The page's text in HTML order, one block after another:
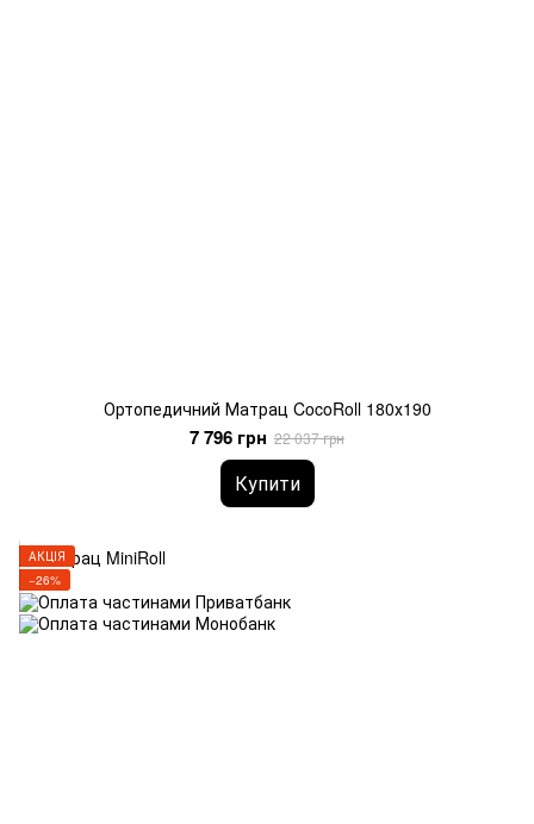
Ортопедичний Матрац CocoRoll 180х190
7 796 грн 22 037 грн
Купити
АКЦІЯ
−26%